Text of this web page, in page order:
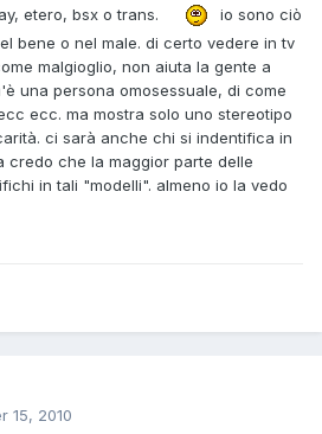
etero, bsx o trans.
io sono ciò
bene o nel male. di certo vedere in tv
malgioglio, non aiuta la gente a
una persona omosessuale, di come
ecc. ma mostra solo uno stereotipo
ci sarà anche chi si indentifica in
credo che la maggior parte delle
in tali "modelli". almeno io la vedo
15, 2010